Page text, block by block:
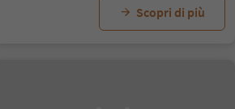
Scopri di più